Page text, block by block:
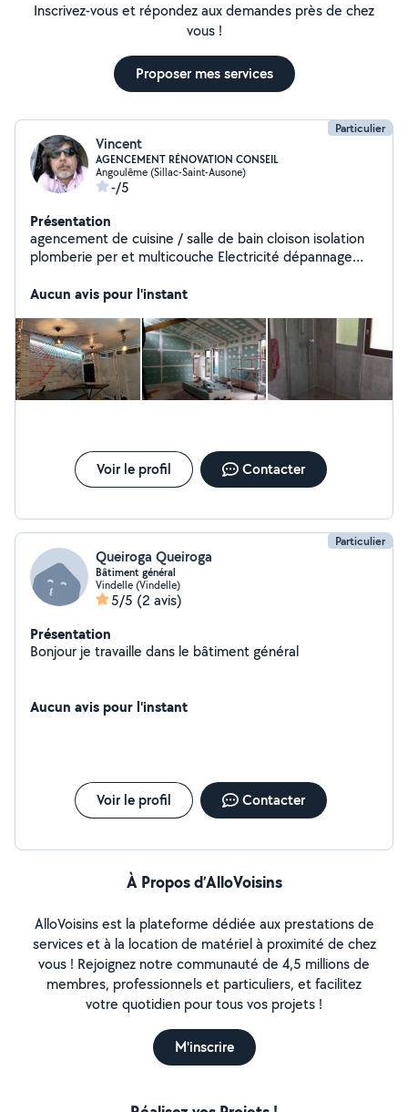
Inscrivez-vous et répondez aux demandes près de chez
vous !
Proposer mes services
Particulier
Vincent
AGENCEMENT RÉNOVATION CONSEIL
Angoulême (Sillac-Saint-Ausone)
-/5
Présentation
agencement de cuisine / salle de bain cloison isolation
plomberie per et multicouche Electricité dépannage
Aucun avis pour l'instant
Voir le profil Contacter
Particulier
Queiroga Queiroga
Bâtiment général
Vindelle (Vindelle)
5/5 (2 avis)
Présentation
Bonjour je travaille dans le bâtiment général
Aucun avis pour l'instant
Voir le profil Contacter
À Propos d’AlloVoisins
AlloVoisins est la plateforme dédiée aux prestations de
services et à la location de matériel à proximité de chez
vous ! Rejoignez notre communauté de 4,5 millions de
membres, professionnels et particuliers, et facilitez
votre quotidien pour tous vos projets !
M'inscrire